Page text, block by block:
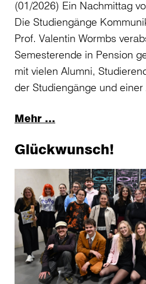
(01/2026) Ein Nachmittag
Die Studiengänge
Prof. Valentin Wormbs
Semesterende in Pension
mit vielen Alumni,
der Studiengänge und einer
Mehr …
Glückwunsch!